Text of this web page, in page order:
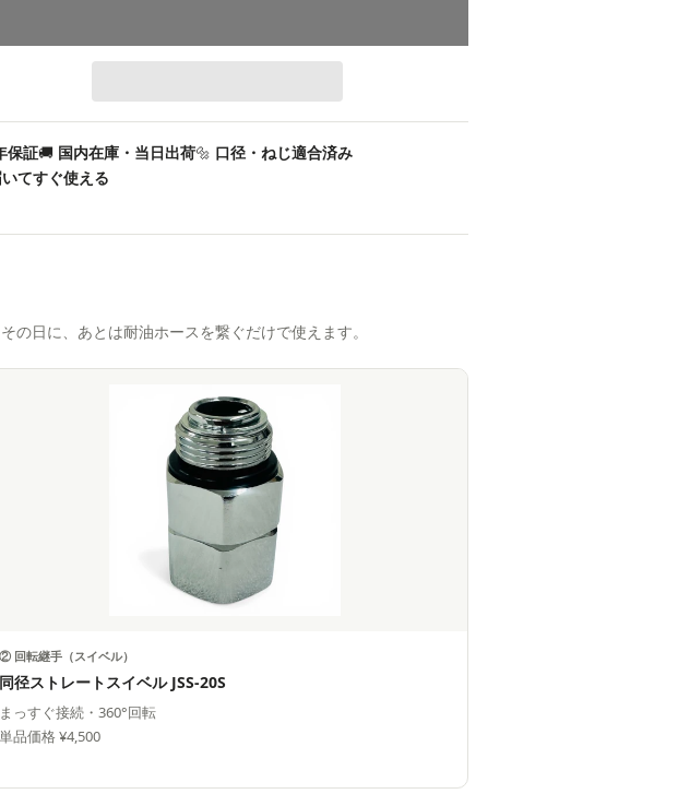
保証🚚 国内在庫・当日出荷🔩 口径・ねじ適合済み
てすぐ使える
日に、あとは耐油ホースを繋ぐだけで使えます。
② 回転継手（スイベル）
同径ストレートスイベル JSS-20S
まっすぐ接続・360°回転
単品価格 ¥4,500